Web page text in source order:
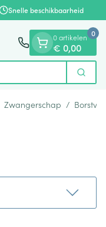
Snelle beschikbaarheid
Zoek
0 artikelen
€ 0,00
0
Zwangerschap /